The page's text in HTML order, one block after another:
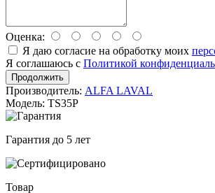
Оценка:
Я даю согласие на обработку моих
Я соглашаюсь с Политикой
Продолжить
Производитель: ALFA LAVAL
Модель: TS35P
Гарантия до 5 лет
Товар